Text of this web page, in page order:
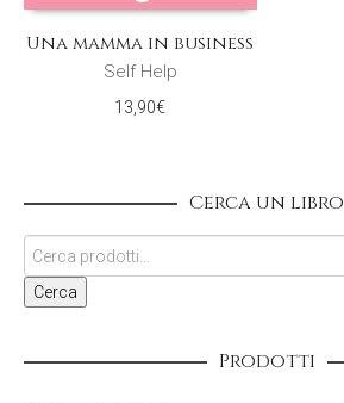
Una mamma in business
Self Help
13,90€
Cerca un libro
Cerca
Prodotti